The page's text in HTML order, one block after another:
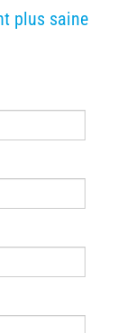
plus saine